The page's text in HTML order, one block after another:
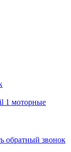
моторные
обратный звонок